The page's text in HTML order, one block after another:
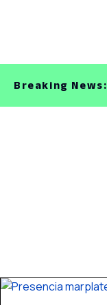
Breaking News: